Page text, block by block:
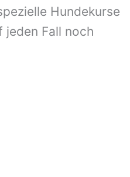
Hundekurse
jeden Fall noch